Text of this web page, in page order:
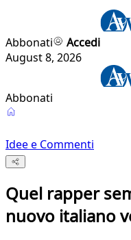
Abbonati
Accedi
August 8, 2026
Abbonati
Idee e Commenti
Quel rapper
nuovo italiano